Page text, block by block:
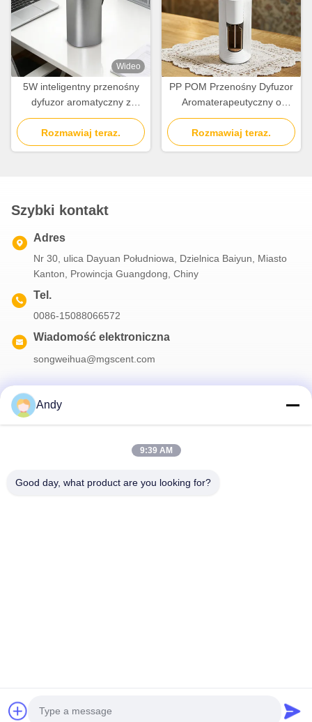
Wideo
5W inteligentny przenośny
dyfuzor aromatyczny z
baterią 2000mAh
Rozmawiaj teraz.
PP POM Przenośny Dyfuzor
Aromaterapeutyczny o
Zasięgu 10-30m2 z Dwoma
Atomizatorami Płynów
Rozmawiaj teraz.
Szybki kontakt
Adres
Nr 30, ulica Dayuan Południowa, Dzielnica Baiyun, Miasto
Kanton, Prowincja Guangdong, Chiny
Tel.
0086-15088066572
Wiadomość elektroniczna
songweihua@mgscent.com
Fragrance Technology Co.,LTD Wszystkie prawa zastrzeżone.
Andy
9:39 AM
Good day, what product are you looking for?